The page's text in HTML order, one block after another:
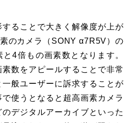
ることで大きく解像度が上が
のカメラ（SONY α7R5V）の
4倍もの画素数となります。
数をアピールすることで非常
般ユーザーに訴求することが
使うとなると超高画素カメラ
デジタルアーカイブといった